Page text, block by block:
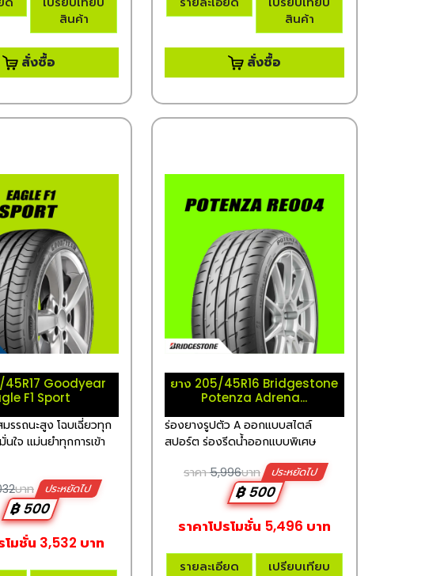
สินค้า
สั่งซื้อ
สินค้า
สั่งซื้อ
45R17 Goodyear
F1 Sport
รรถนะสูง โฉบเฉี่ยวทุก
นใจ แม่นยำทุกการเข้า
บาท ประหยัดไป
฿ 500
โมชั่น 3,532 บาท
ยาง 205/45R16 Bridgestone
Potenza Adrena...
ร่องยางรูปตัว A ออกแบบสไตล์
สปอร์ต ร่องรีดน้ำออกแบบพิเศษ
ราคา5,996บาท ประหยัดไป
฿ 500
ราคาโปรโมชั่น 5,496 บาท
รายละเอียด
เปรียบเทียบ